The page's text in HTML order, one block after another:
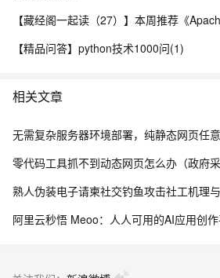
【精品问答】python技术1000问(1)
相关文章
无需复杂服务器环境部署，纯静态网页任
零代码工具抓不到动态网页怎么办（政府
熟人伪装电子请柬社交钓鱼攻击社工机理